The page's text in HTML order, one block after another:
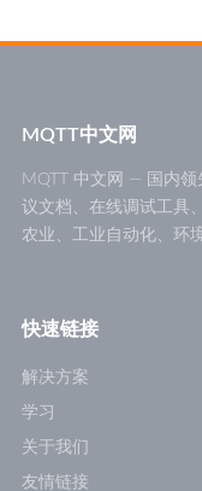
MQTT中文网
MQTT 中文网 — 国内
议文档、在线调试工具
农业、工业自动化、环
快速链接
解决方案
学习
关于我们
友情链接